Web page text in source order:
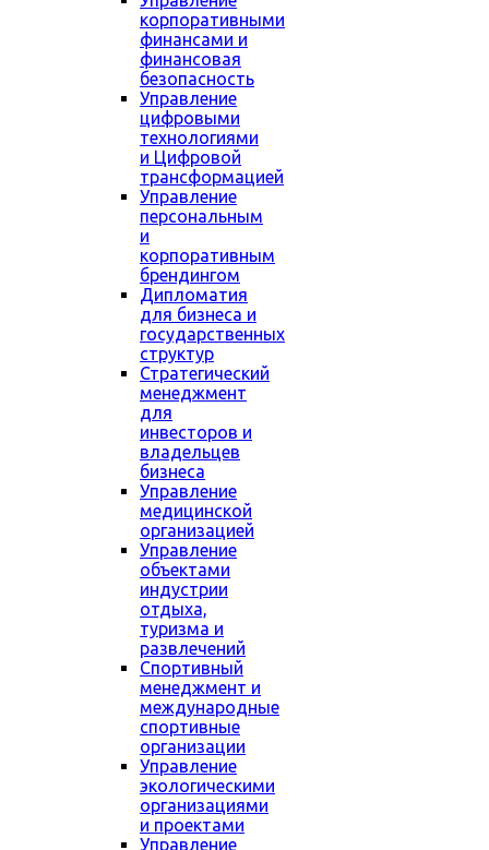
корпоративными
финансами и
финансовая
безопасность
Управление
цифровыми
технологиями
и Цифровой
трансформацией
Управление
персональным
и
корпоративным
брендингом
Дипломатия
для бизнеса и
государственных
структур
Стратегический
менеджмент
для
инвесторов и
владельцев
бизнеса
Управление
медицинской
организацией
Управление
объектами
индустрии
отдыха,
туризма и
развлечений
Спортивный
менеджмент и
международные
спортивные
организации
Управление
экологическими
организациями
и проектами
Управление